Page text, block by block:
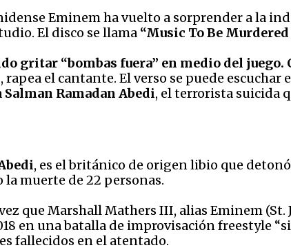
Eminem ha vuelto a sorprender a la
El disco se llama “Music To Be Murdered
gritar “bombas fuera” en medio del
, rapea el cantante. El verso se puede
Salman Ramadan Abedi, el terrorista suicida
, es el británico de origen libio que
la muerte de 22 personas.
que Marshall Mathers III, alias Eminem (St.
en una batalla de improvisación freestyle
fallecidos en el atentado.